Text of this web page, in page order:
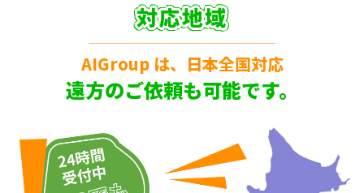
対応地域
AIGroup は、日本全国対応
遠方のご依頼も可能です。